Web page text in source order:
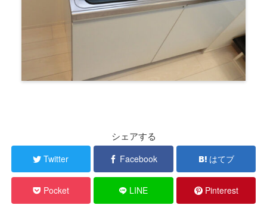
シェアする
Twitter Facebook はてブ
Pocket LINE Pinterest